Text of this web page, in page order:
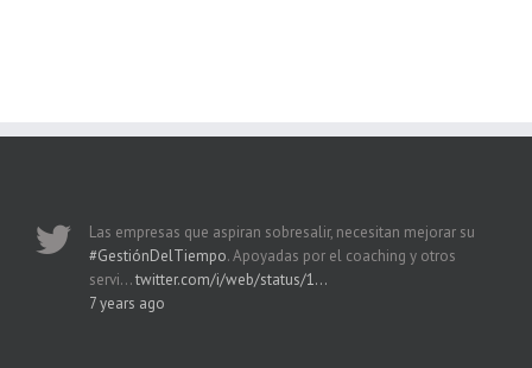
Las empresas que aspiran sobresalir, necesitan mejorar su
#GestiónDelTiempo. Apoyadas por el coaching y otros
servi…twitter.com/i/web/status/1…
7 years ago